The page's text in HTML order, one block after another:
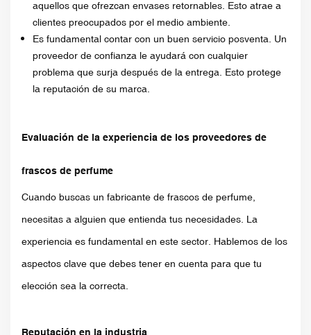
aquellos que ofrezcan envases retornables. Esto atrae a
clientes preocupados por el medio ambiente.
Es fundamental contar con un buen servicio posventa. Un
proveedor de confianza le ayudará con cualquier
problema que surja después de la entrega. Esto protege
la reputación de su marca.
Evaluación de la experiencia de los proveedores de
frascos de perfume
Cuando buscas un fabricante de frascos de perfume,
necesitas a alguien que entienda tus necesidades. La
experiencia es fundamental en este sector. Hablemos de los
aspectos clave que debes tener en cuenta para que tu
elección sea la correcta.
Reputación en la industria